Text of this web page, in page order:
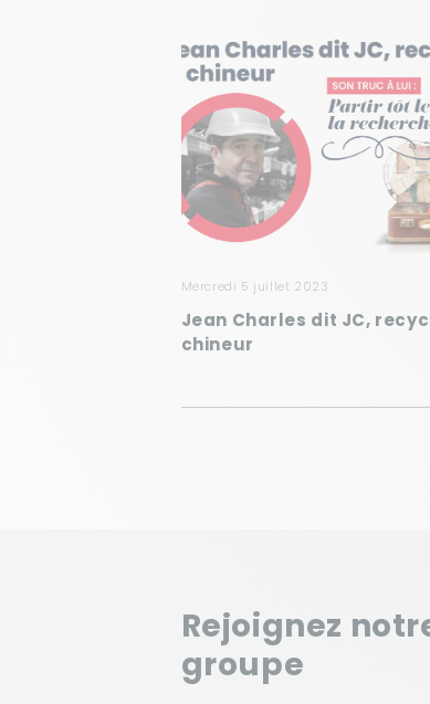
mercredi 5 juillet 2023
Jean Charles dit JC,
chineur
Rejoignez
groupe